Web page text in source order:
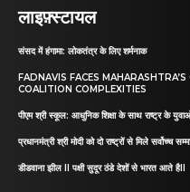
लाइफ़्स्टायल
संसद में हंगामा: लोकतंत्र के लिए शर्मनाक
FADNAVIS FACES
COALITION COMPLEXITIES
पीएम श्री स्कूल: आधुनिक शिक्षा के साथ राष्ट्र के
प्रधानमंत्री श्री मोदी को दो राष्ट्रों से मिले सर्वोच्च
डीडवाना झील II पक्षी सुदूर ठंडे देशों से भारत आते हैII